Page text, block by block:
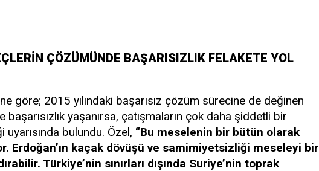
ÇÖZÜMÜNDE BAŞARISIZLIK FELAKETE YOL
göre; 2015 yılındaki başarısız çözüm sürecine de değinen
yaşanırsa, çatışmaların çok daha şiddetli bir
bulundu. Özel, “Bu meselenin bir bütün olarak
Erdoğan’ın kaçak dövüşü ve samimiyetsizliği meseleyi bir
Türkiye’nin sınırları dışında Suriye’nin toprak